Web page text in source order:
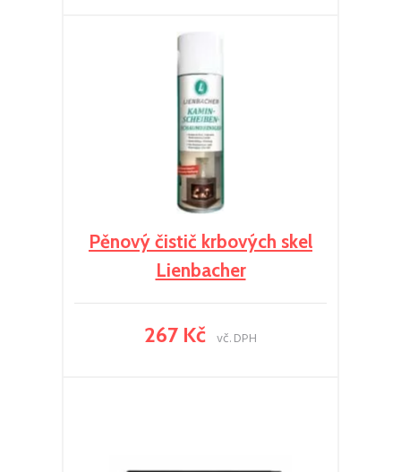
Pěnový čistič krbových skel
Lienbacher
267 Kč vč. DPH